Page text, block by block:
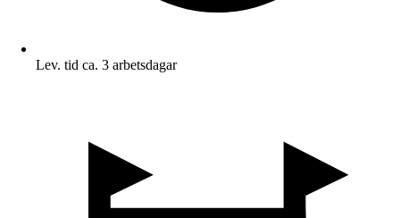
Lev. tid ca. 3 arbetsdagar